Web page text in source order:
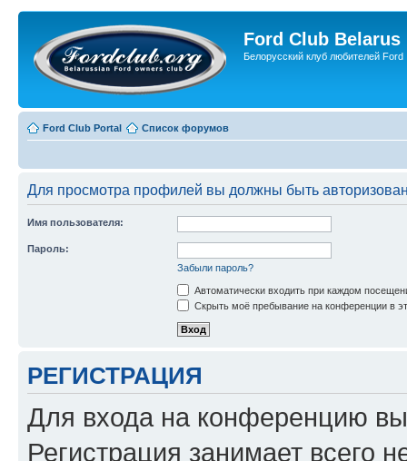
Ford Club Belarus
Белорусский клуб любителей Ford
Ford Club Portal Список форумов
Для просмотра профилей вы должны быть
Имя пользователя:
Пароль:
Забыли пароль?
Автоматически входить при каждом
Скрыть моё пребывание на конференции в
РЕГИСТРАЦИЯ
Для входа на конференцию
Регистрация занимает всего